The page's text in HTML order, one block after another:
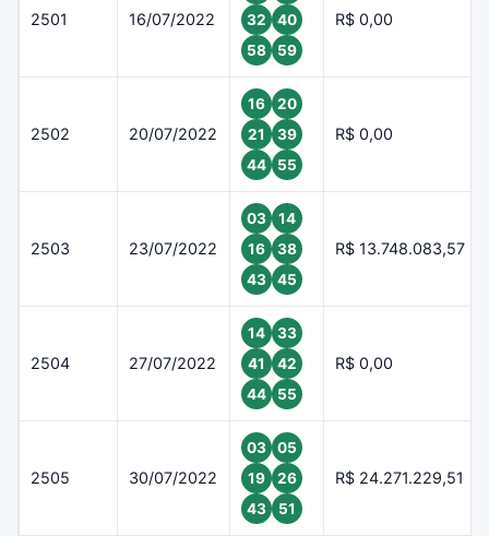
2501 16/07/2022
32
40
58
59
R$ 0,00
2502 20/07/2022
16
20
21
39
44
55
R$ 0,00
2503 23/07/2022
03
14
16
38
43
45
R$ 13.748.083,57
2504 27/07/2022
14
33
41
42
44
55
R$ 0,00
2505 30/07/2022
03
05
19
26
43
51
R$ 24.271.229,51